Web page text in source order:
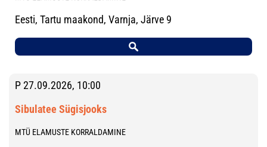
Eesti, Tartu maakond, Varnja, Järve 9
P 27.09.2026, 10:00
Sibulatee Sügisjooks
MTÜ ELAMUSTE KORRALDAMINE